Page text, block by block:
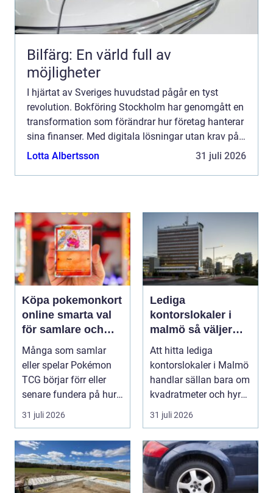
Bilfärg: En värld full av
möjligheter
I hjärtat av Sveriges huvudstad pågår en tyst
revolution. Bokföring Stockholm har genomgått en
transformation som förändrar hur företag hanterar
sina finanser. Med digitala lösningar utan krav på
...
Lotta Albertsson 31 juli 2026
Köpa pokemonkort
online smarta val
för samlare och
spelare
Många som samlar
eller spelar Pokémon
TCG börjar förr eller
senare fundera på hur
de kan köpa kort p...
31 juli 2026
Lediga
kontorslokaler i
malmö så väljer
företag rätt läge
och lokal
Att hitta lediga
kontorslokaler i Malmö
handlar sällan bara om
kvadratmeter och hyra.
För många före...
31 juli 2026